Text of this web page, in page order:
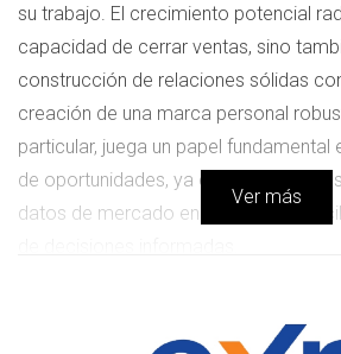
su trabajo. El crecimiento potencial
capacidad de cerrar ventas, sino
construcción de relaciones sólidas
creación de una marca personal
particular, juega un papel fundamental
de oportunidades, ya que permite a
datos de mercado en tiempo real,
El componente de la digitalización ha
Ver más